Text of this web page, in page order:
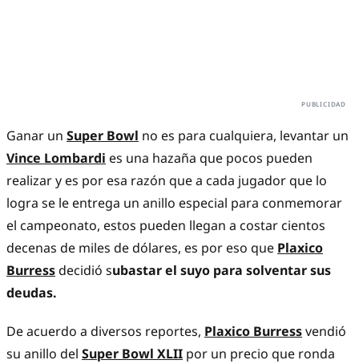
Ganar un Super Bowl no es para cualquiera, levantar un
Vince Lombardi es una hazaña que pocos pueden
realizar y es por esa razón que a cada jugador que lo
logra se le entrega un anillo especial para conmemorar
el campeonato, estos pueden llegan a costar cientos
decenas de miles de dólares, es por eso que Plaxico
Burressdecidió subastar el suyo para solventar sus
deudas.
De acuerdo a diversos reportes, Plaxico Burressvendió
su anillo del Super Bowl XLII por un precio que ronda